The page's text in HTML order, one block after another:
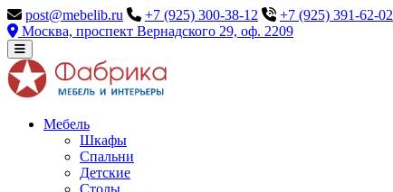
post@mebelib.ru +7 (925) 300-38-12 +7 (925) 391-62-02
Москва, проспект Вернадского 29, оф. 2209
Мебель
Шкафы
Спальни
Детские
Столы